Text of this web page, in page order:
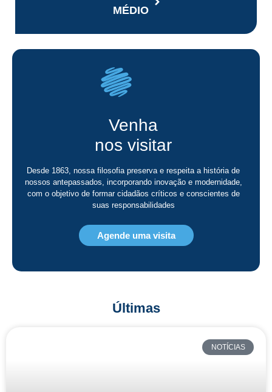
MÉDIO
Venha
nos visitar
Desde 1863, nossa filosofia preserva e respeita a história de
nossos antepassados, incorporando inovação e modernidade,
com o objetivo de formar cidadãos críticos e conscientes de
suas responsabilidades
Agende uma visita
Últimas
NOTÍCIAS